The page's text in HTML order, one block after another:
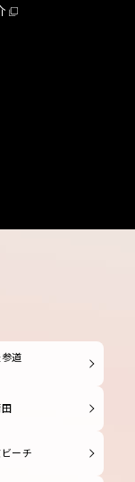
道
ーチ